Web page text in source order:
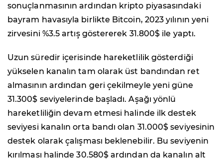
sonuçlanmasının ardından kripto piyasasındaki
bayram havasıyla birlikte Bitcoin, 2023 yılının yeni
zirvesini %3.5 artış göstererek 31.800$ ile yaptı.
Uzun süredir içerisinde hareketlilik gösterdiği
yükselen kanalın tam olarak üst bandından ret
almasının ardından geri çekilmeyle yeni güne
31.300$ seviyelerinde başladı. Aşağı yönlü
hareketliliğin devam etmesi halinde ilk destek
seviyesi kanalın orta bandı olan 31.000$ seviyesinin
destek olarak çalışması beklenebilir. Bu seviyenin
kırılması halinde 30.580$ ardından da kanalın alt